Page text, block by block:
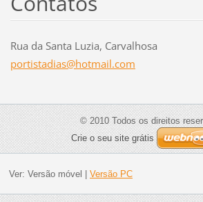
Rua da Santa Luzia, Carvalhosa
portistadias@hotmail.com
© 2010 Todos os direitos
Crie o seu site grátis
Ver: Versão móvel Versão PC